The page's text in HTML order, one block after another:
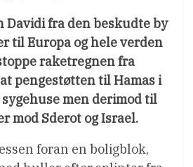
Davidi fra den beskudte by
til Europa og hele verden
raketregnen fra
at pengestøtten til Hamas i
men derimod til
mod Sderot og Israel.
foran en boligblok,